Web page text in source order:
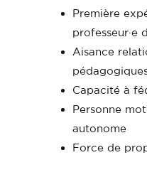
Première
professeur·e
Aisance
Capacité à
Personne
autonome
Force de